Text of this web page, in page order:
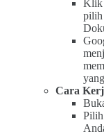
Klik
pilih
Cara